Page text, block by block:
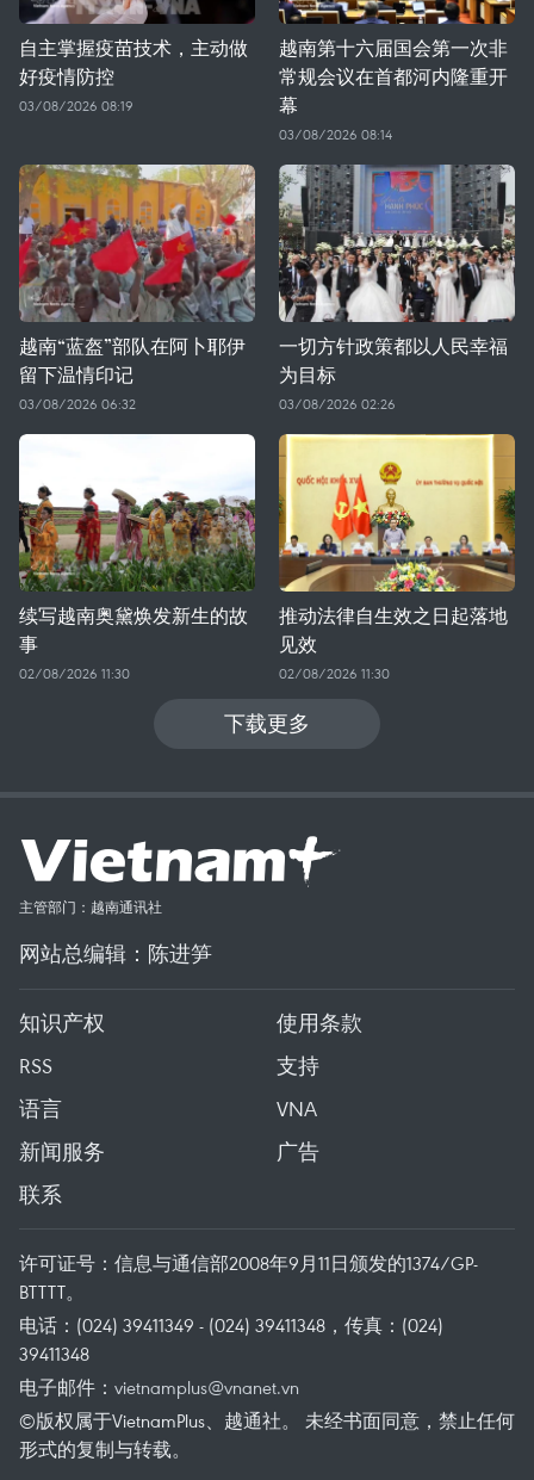
自主掌握疫苗技术，主动做
好疫情防控
03/08/2026 08:19
越南第十六届国会第一次非
常规会议在首都河内隆重开
幕
03/08/2026 08:14
越南“蓝盔”部队在阿卜耶伊
留下温情印记
03/08/2026 06:32
一切方针政策都以人民幸福
为目标
03/08/2026 02:26
续写越南奥黛焕发新生的故
事
02/08/2026 11:30
推动法律自生效之日起落地
见效
02/08/2026 11:30
下载更多
主管部门：越南通讯社
网站总编辑：陈进笋
知识产权
使用条款
RSS
支持
语言
VNA
新闻服务
广告
联系
许可证号：信息与通信部2008年9月11日颁发的1374/GP-
BTTTT。
电话：(024) 39411349 - (024) 39411348，传真：(024)
39411348
电子邮件： vietnamplus@vnanet.vn
©版权属于VietnamPlus、越通社。 未经书面同意，禁止任何
形式的复制与转载。